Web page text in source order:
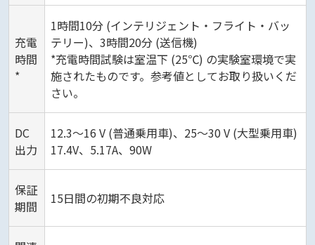
充電
時間
*
1時間10分 (インテリジェント・フライト・バッ
テリー)、3時間20分 (送信機)
*充電時間試験は室温下 (25℃) の実験室環境で実
施されたものです。参考値としてお取り扱いくだ
さい。
DC
出力
12.3～16 V (普通乗用車)、25～30 V (大型乗用車)
17.4V、5.17A、90W
保証
期間
15日間の初期不良対応